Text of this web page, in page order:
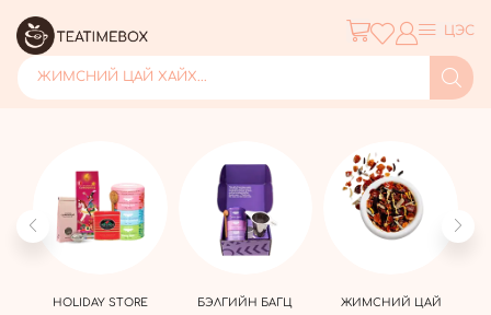
ЖИМСНИЙ ЦАЙ ХАЙХ...
ЦЭС
HOLIDAY STORE БЭЛГИЙН БАГЦ ЖИМСНИЙ ЦАЙ